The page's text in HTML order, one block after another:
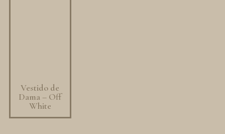
Vestido de
Dama – Off
White